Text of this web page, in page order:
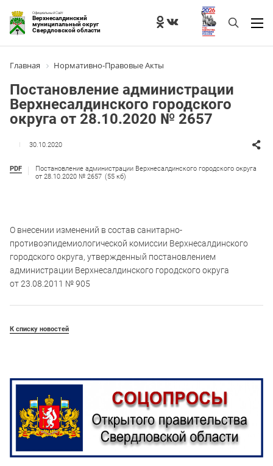
Официальный Сайт
Верхнесалдинский
муниципальный округ
Свердловской области
Главная Нормативно-Правовые Акты
Постановление администрации
Верхнесалдинского городского
округа от 28.10.2020 № 2657
30.10.2020
PDF
Постановление администрации Верхнесалдинского городского округа
от 28.10.2020 № 2657 (55 кб)
О внесении изменений в состав санитарно-
противоэпидемиологической комиссии Верхнесалдинского
городского округа, утвержденный постановлением
администрации Верхнесалдинского городского округа
от 23.08.2011 № 905
К списку новостей